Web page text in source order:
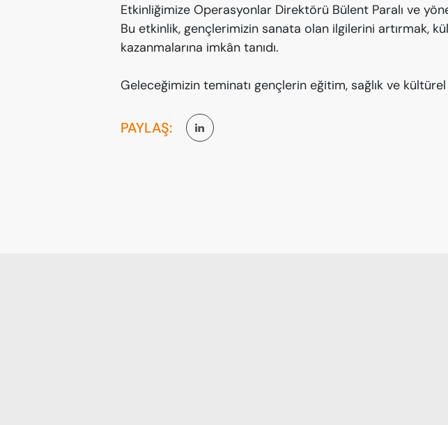
Etkinliğimize Operasyonlar Direktörü Bülent Paralı ve
Bu etkinlik, gençlerimizin sanata olan ilgilerini artırmak,
kazanmalarına imkân tanıdı.
Geleceğimizin teminatı gençlerin eğitim, sağlık ve
PAYLAŞ: